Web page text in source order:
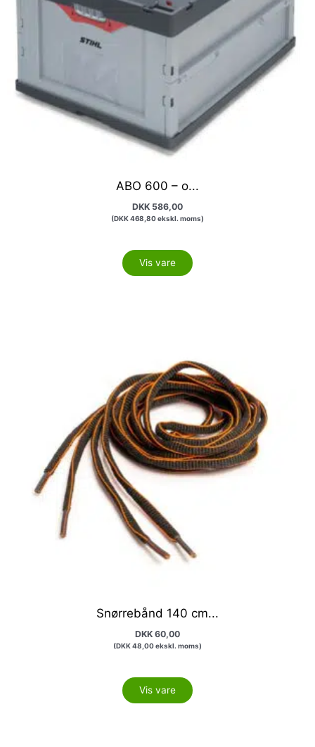
ABO 600 – o...
DKK 586,00
(DKK468,80ekskl. moms)
Vis vare
Snørrebånd 140 cm...
DKK 60,00
(DKK48,00ekskl. moms)
Vis vare